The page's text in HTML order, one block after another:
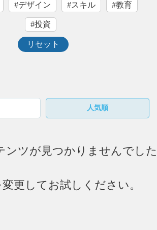
#デザイン #スキル #教育
#投資
リセット
人気順